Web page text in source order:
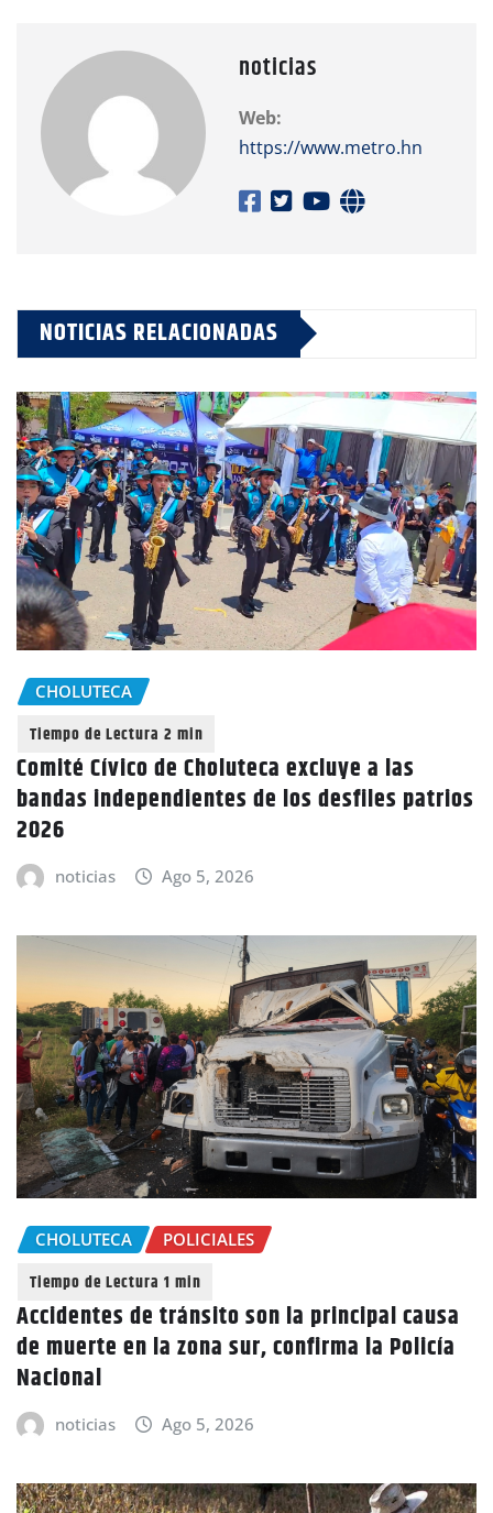
noticias
Web:
https://www.metro.hn
NOTICIAS RELACIONADAS
CHOLUTECA
Comité Cívico de Choluteca excluye a las
bandas independientes de los desfiles patrios
2026
noticias Ago 5, 2026
CHOLUTECA POLICIALES
Accidentes de tránsito son la principal causa
de muerte en la zona sur, confirma la Policía
Nacional
noticias Ago 5, 2026